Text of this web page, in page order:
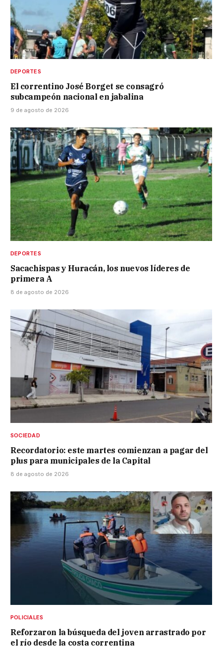
DEPORTES
El correntino José Borget se consagró
subcampeón nacional en jabalina
9 de agosto de 2026
DEPORTES
Sacachispas y Huracán, los nuevos líderes de
primera A
8 de agosto de 2026
SOCIEDAD
Recordatorio: este martes comienzan a pagar del
plus para municipales de la Capital
8 de agosto de 2026
POLICIALES
Reforzaron la búsqueda del joven arrastrado por
el río desde la costa correntina